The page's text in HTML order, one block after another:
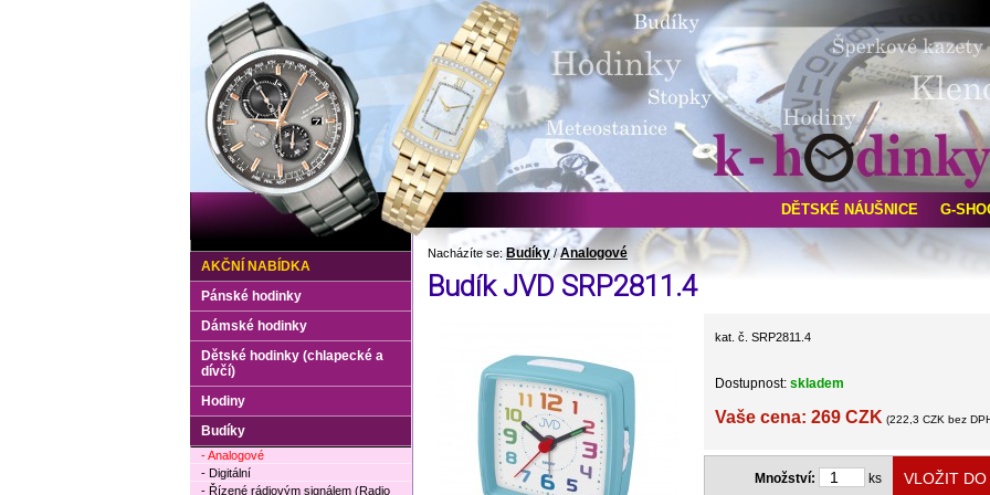
Nacházíte se: Budíky / Analogové
Budík JVD SRP2811.4
kat. č. SRP2811.4
Dostupnost: skladem
Vaše cena: 269 CZK (222,3 CZK bez
Množství: ks
AKČNÍ NABÍDKA
Pánské hodinky
Dámské hodinky
Dětské hodinky (chlapecké a
dívčí)
Hodiny
Budíky
- Analogové
- Digitální
- Řízené rádiovým signálem (Radio
DĚTSKÉ NÁUŠNICE G-